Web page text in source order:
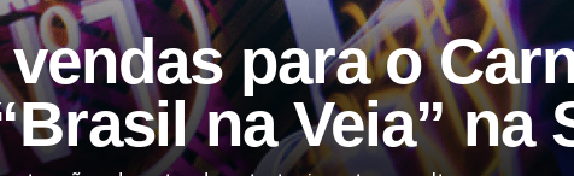
para o
na Veia” na